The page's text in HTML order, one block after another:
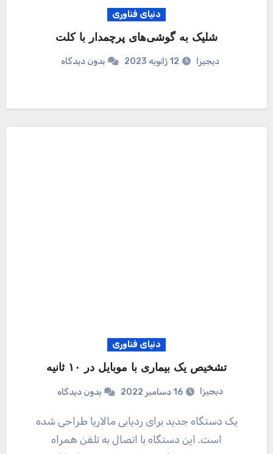
دنیای فناوری
شلیک به گوشی‌های پرچمدار با کلت
دیجیزا 12 ژانویه 2023 بدون دیدگاه
دنیای فناوری
تشخیص یک بیماری با موبایل در ۱۰ ثانیه
دیجیزا 16 دسامبر 2022 بدون دیدگاه
یک دستگاه جدید برای ردیابی مالاریا طراحی شده
است. این دستگاه با اتصال به تلفن همراه